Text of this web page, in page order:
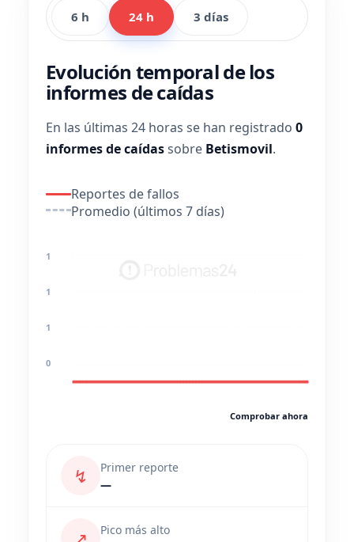
6 h 24 h 3 días
Evolución temporal de los
informes de caídas
En las últimas 24 horas se han registrado 0
informes de caídassobre Betismovil.
Reportes de fallos
Promedio (últimos 7 días)
1
1
1
0
Comprobar ahora
↯
Primer reporte
—
Pico más alto